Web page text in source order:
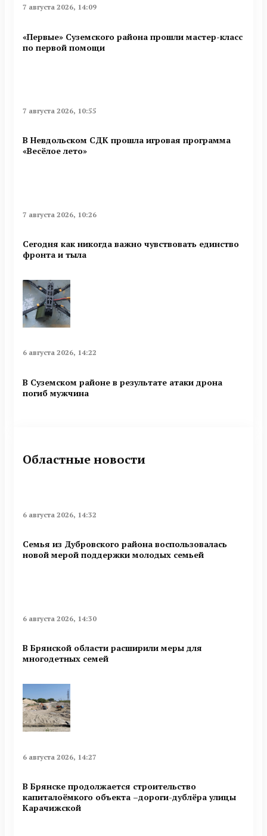
7 августа 2026, 14:09
«Первые» Суземского района прошли мастер-класс
по первой помощи
7 августа 2026, 10:55
В Невдольском СДК прошла игровая программа
«Весёлое лето»
7 августа 2026, 10:26
Сегодня как никогда важно чувствовать единство
фронта и тыла
6 августа 2026, 14:22
В Суземском районе в результате атаки дрона
погиб мужчина
Областные новости
6 августа 2026, 14:32
Семья из Дубровского района воспользовалась
новой мерой поддержки молодых семьей
6 августа 2026, 14:30
В Брянской области расширили меры для
многодетных семей
6 августа 2026, 14:27
В Брянске продолжается строительство
капиталоёмкого объекта –дороги-дублёра улицы
Карачижской